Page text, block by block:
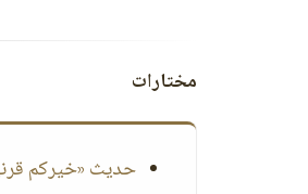
مختارات
حديث «خيركم